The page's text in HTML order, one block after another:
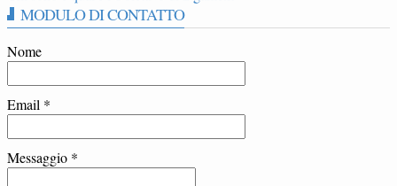
MODULO DI CONTATTO
Nome
Email *
Messaggio *